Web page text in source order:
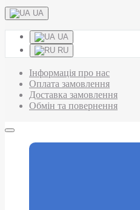
UA
UA
RU
Інформація про нас
Оплата замовлення
Доставка замовлення
Обмін та повернення